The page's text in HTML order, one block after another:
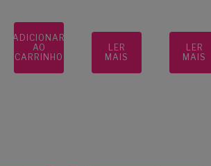
ADICIONAR
AO
CARRINHO
LER
MAIS
LER
MAIS